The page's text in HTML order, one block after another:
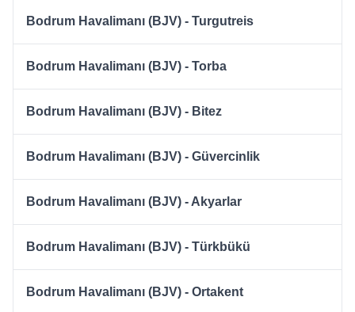
Bodrum Havalimanı (BJV) - Turgutreis
Bodrum Havalimanı (BJV) - Torba
Bodrum Havalimanı (BJV) - Bitez
Bodrum Havalimanı (BJV) - Güvercinlik
Bodrum Havalimanı (BJV) - Akyarlar
Bodrum Havalimanı (BJV) - Türkbükü
Bodrum Havalimanı (BJV) - Ortakent